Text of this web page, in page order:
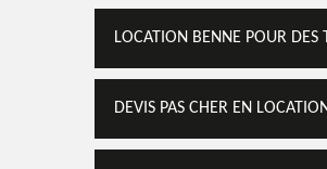
LOCATION BENNE POUR DES
DEVIS PAS CHER EN